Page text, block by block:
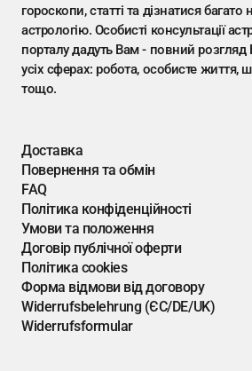
гороскопи, статті та дізнатися багато
астрологію. Особисті консультації
порталу дадуть Вам - повний
усіх сферах: робота, особисте життя,
тощо.
Доставка
Повернення та обмін
FAQ
Політика конфіденційності
Умови та положення
Договір публічної оферти
Політика cookies
Форма відмови від договору
Widerrufsbelehrung (ЄС/DE/UK)
Widerrufsformular